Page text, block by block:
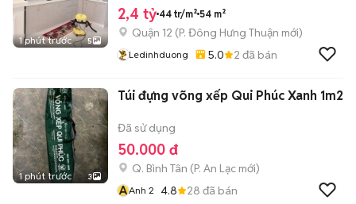
1 phút trước 5
2,4 tỷ 44 tr/m² 54 m²
Quận 12 (P. Đông Hưng Thuận mới)
Ledinhduong 5.0 2 đã bán
1 phút trước 3
Túi đựng võng xếp Qui Phúc Xanh 1m2
Đã sử dụng
50.000 đ
Q. Bình Tân (P. An Lạc mới)
AAnh 2 4.8 28 đã bán